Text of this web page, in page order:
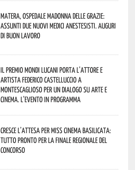
Matera, Ospedale Madonna delle Grazie:
assunti due nuovi medici anestesisti. Auguri
di buon lavoro
Il Premio Mondi Lucani porta l’attore e
artista Federico Castelluccio a
Montescaglioso per un dialogo su arte e
cinema. L’evento in programma
Cresce l’attesa per Miss Cinema Basilicata:
tutto pronto per la finale regionale del
concorso